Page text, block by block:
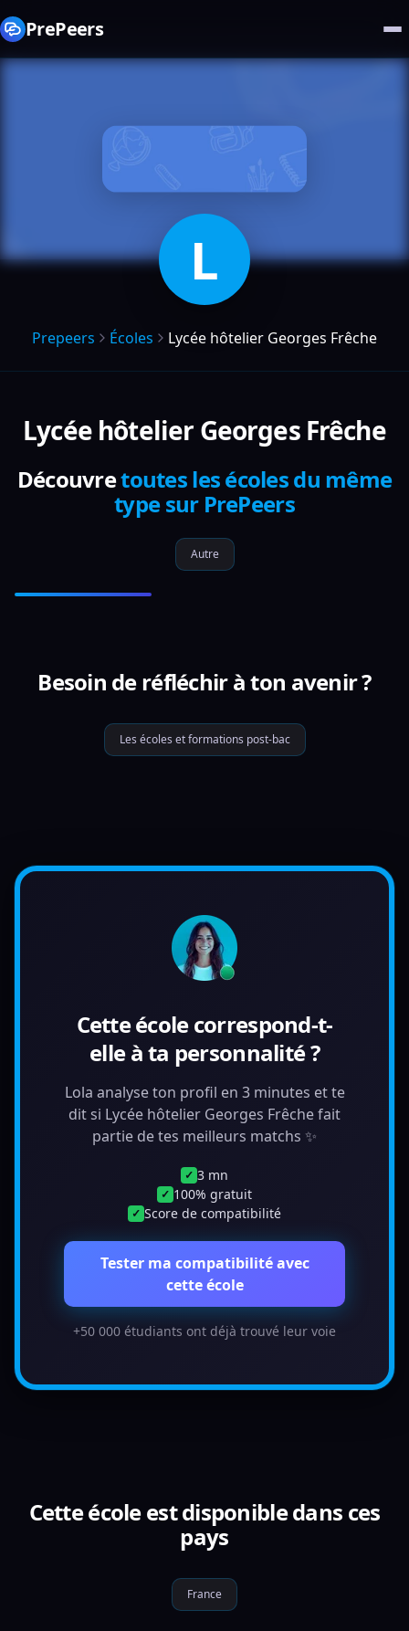
PrePeers
L
Prepeers Écoles Lycée hôtelier Georges Frêche
Lycée hôtelier Georges Frêche
Découvretoutes les écoles du même
type sur PrePeers
Autre
Besoin de réfléchir à ton avenir ?
Les écoles et formations post-bac
Cette école correspond-t-
elle à ta personnalité ?
Lola analyse ton profil en 3 minutes et te
dit si Lycée hôtelier Georges Frêche fait
partie de tes meilleurs matchs ✨
✓ 3 mn
✓ 100% gratuit
✓ Score de compatibilité
Tester ma compatibilité avec
cette école
+50 000 étudiants ont déjà trouvé leur voie
Cette école est disponible dans ces
pays
France